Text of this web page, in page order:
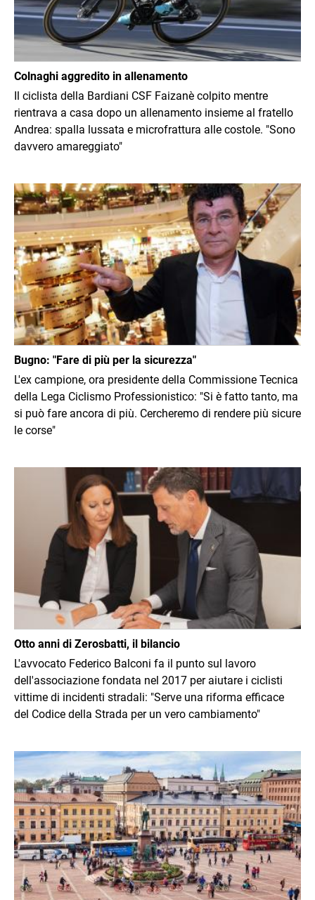
Colnaghi aggredito in allenamento
Il ciclista della Bardiani CSF Faizanè colpito mentre
rientrava a casa dopo un allenamento insieme al fratello
Andrea: spalla lussata e microfrattura alle costole. "Sono
davvero amareggiato"
Immagine
Bugno: "Fare di più per la sicurezza"
L'ex campione, ora presidente della Commissione Tecnica
della Lega Ciclismo Professionistico: "Si è fatto tanto, ma
si può fare ancora di più. Cercheremo di rendere più sicure
le corse"
Otto anni di Zerosbatti, il bilancio
L'avvocato Federico Balconi fa il punto sul lavoro
dell'associazione fondata nel 2017 per aiutare i ciclisti
vittime di incidenti stradali: "Serve una riforma efficace
del Codice della Strada per un vero cambiamento"
Immagine